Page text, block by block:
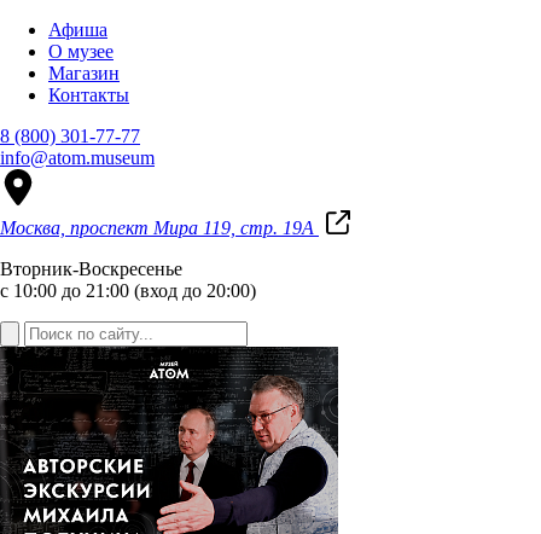
Афиша
О музее
Магазин
Контакты
8 (800) 301-77-77
info@atom.museum
Москва, проспект Мира 119, стр. 19А
Вторник-Воскресенье
с 10:00 до 21:00 (вход до 20:00)